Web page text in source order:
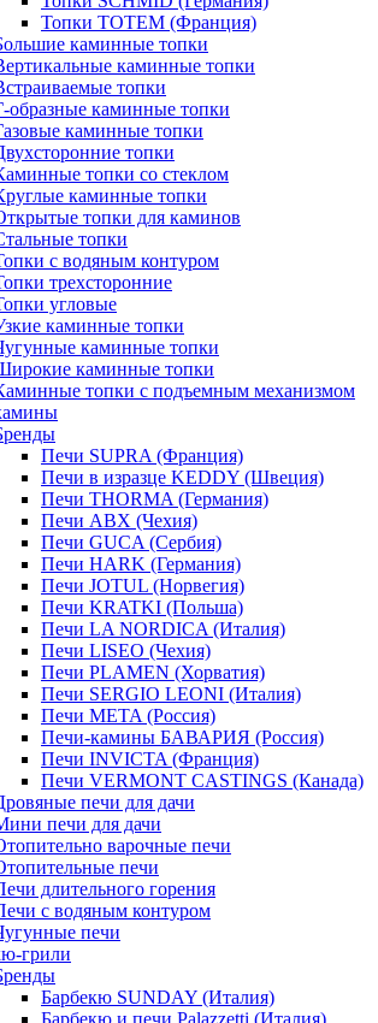
Топки TOTEM (Франция)
каминные топки
каминные топки
топки
образные каминные топки
каминные топки
топки
топки со стеклом
каминные топки
топки для каминов
топки
с водяным контуром
трехсторонние
угловые
каминные топки
каминные топки
каминные топки
топки с подъемным механизмом
Печи SUPRA (Франция)
Печи в изразце KEDDY (Швеция)
Печи THORMA (Германия)
Печи ABX (Чехия)
Печи GUCA (Сербия)
Печи HARK (Германия)
Печи JOTUL (Норвегия)
Печи KRATKI (Польша)
Печи LA NORDICA (Италия)
Печи LISEO (Чехия)
Печи PLAMEN (Хорватия)
Печи SERGIO LEONI (Италия)
Печи META (Россия)
Печи-камины БАВАРИЯ (Россия)
Печи INVICTA (Франция)
Печи VERMONT CASTINGS (Канада)
печи для дачи
печи для дачи
варочные печи
печи
длительного горения
с водяным контуром
печи
грили
Барбекю SUNDAY (Италия)
Барбекю и печи Palazzetti (Италия)